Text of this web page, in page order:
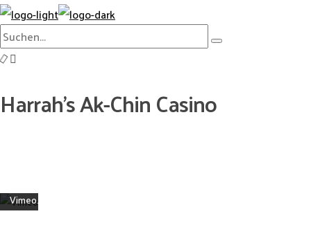
enter
Suche
nach:
Type
enter
Harrah’s Ak-Chin Casino
Mit
dem
Laden
Videos
akzeptieren
Vimeo.